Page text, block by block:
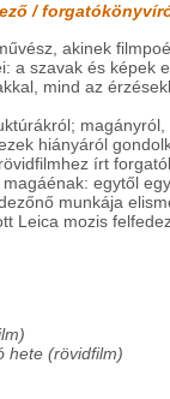
/
akinek
a szavak és képek
mind az
hiányáról
írt
egytől
munkája
Leica mozis
hete (rövidfilm)